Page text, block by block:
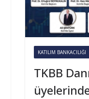
KATILIM BANKACILIĞI
TKBB